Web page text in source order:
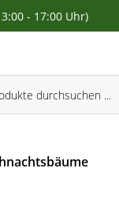
- 17:00 Uhr)